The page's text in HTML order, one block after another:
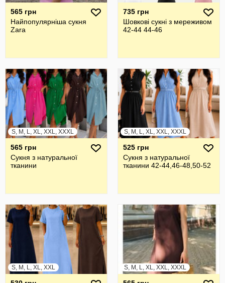
565 грн
Найпопулярніша сукня
Zara
735 грн
Шовкові сукні з мереживом
42-44 44-46
S, M, L, XL, XXL, XXXL
565 грн
Сукня з натуральної
тканини
S, M, L, XL, XXL, XXXL
525 грн
Сукня з натуральної
тканини 42-44,46-48,50-52
S, M, L, XL, XXL S, M, L, XL, XXL, XXXL